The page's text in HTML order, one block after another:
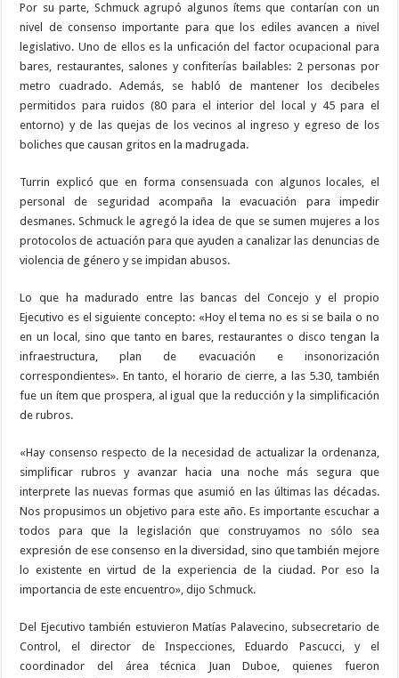
Por su parte, Schmuck agrupó algunos ítems que contarían con un
nivel de consenso importante para que los ediles avancen a nivel
legislativo. Uno de ellos es la unficación del factor ocupacional para
bares, restaurantes, salones y confiterías bailables: 2 personas por
metro cuadrado. Además, se habló de mantener los decibeles
permitidos para ruidos (80 para el interior del local y 45 para el
entorno) y de las quejas de los vecinos al ingreso y egreso de los
boliches que causan gritos en la madrugada.
Turrin explicó que en forma consensuada con algunos locales, el
personal de seguridad acompaña la evacuación para impedir
desmanes. Schmuck le agregó la idea de que se sumen mujeres a los
protocolos de actuación para que ayuden a canalizar las denuncias de
violencia de género y se impidan abusos.
Lo que ha madurado entre las bancas del Concejo y el propio
Ejecutivo es el siguiente concepto: «Hoy el tema no es si se baila o no
en un local, sino que tanto en bares, restaurantes o disco tengan la
infraestructura, plan de evacuación e insonorización
correspondientes». En tanto, el horario de cierre, a las 5.30, también
fue un ítem que prospera, al igual que la reducción y la simplificación
de rubros.
«Hay consenso respecto de la necesidad de actualizar la ordenanza,
simplificar rubros y avanzar hacia una noche más segura que
interprete las nuevas formas que asumió en las últimas las décadas.
Nos propusimos un objetivo para este año. Es importante escuchar a
todos para que la legislación que construyamos no sólo sea
expresión de ese consenso en la diversidad, sino que también mejore
lo existente en virtud de la experiencia de la ciudad. Por eso la
importancia de este encuentro», dijo Schmuck.
Del Ejecutivo también estuvieron Matías Palavecino, subsecretario de
Control, el director de Inspecciones, Eduardo Pascucci, y el
coordinador del área técnica Juan Duboe, quienes fueron